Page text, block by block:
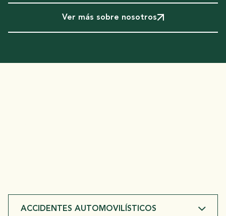
Ver más sobre nosotros
ACCIDENTES AUTOMOVILÍSTICOS